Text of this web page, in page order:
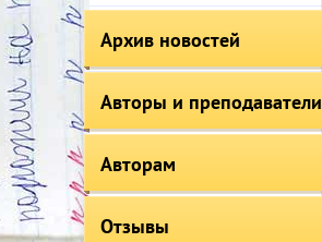
Архив новостей
Авторы и преподаватели
Авторам
Отзывы